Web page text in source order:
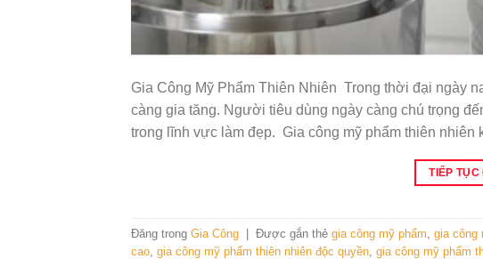
Gia Công Mỹ Phẩm Thiên Nhiên Trong thời đại ngày
càng gia tăng. Người tiêu dùng ngày càng chú trọng
trong lĩnh vực làm đẹp. Gia công mỹ phẩm thiên nhiên
TIẾP TỤC
Đăng trong Gia Công | Được gắn thẻ gia công mỹ phẩm gia công
cao gia công mỹ phẩm thiên nhiên độc quyền gia công mỹ phẩm